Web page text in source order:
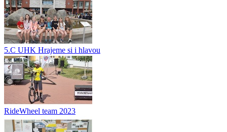
5.C UHK Hrajeme si i hlavou
RideWheel team 2023